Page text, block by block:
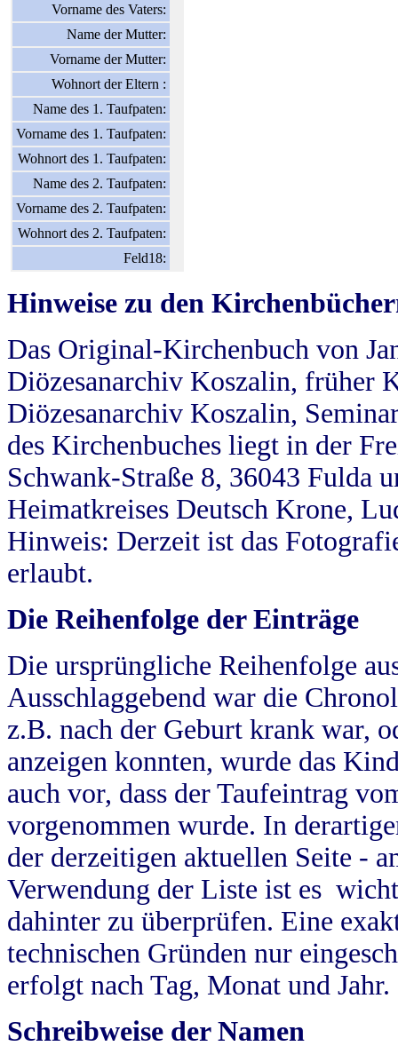
Vorname des Vaters:
Name der Mutter:
Vorname der Mutter:
Wohnort der Eltern :
Name des 1. Taufpaten:
Vorname des 1. Taufpaten:
Wohnort des 1. Taufpaten:
Name des 2. Taufpaten:
Vorname des 2. Taufpaten:
Wohnort des 2. Taufpaten:
Feld18:
Hinweise zu den
Das Original-Kirchenbuch von
Diözesanarchiv Koszalin, früher
Diözesanarchiv Koszalin,
des Kirchenbuches liegt in der
Schwank-Straße 8, 36043 Fulda
Heimatkreises Deutsch Krone,
Hinweis: Derzeit ist das
erlaubt.
Die Reihenfolge der Einträge
Die ursprüngliche Reihenfolge
Ausschlaggebend war die
z.B. nach der Geburt krank war,
anzeigen konnten, wurde das
auch vor, dass der Taufeintrag
vorgenommen wurde. In
der derzeitigen aktuellen Seite -
Verwendung der Liste ist es
dahinter zu überprüfen. Eine
technischen Gründen nur
erfolgt nach Tag, Monat und Jahr.
Schreibweise der Namen